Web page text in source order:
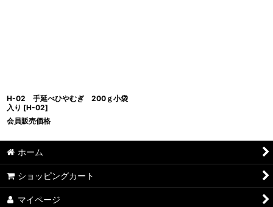
H-02 手延べひやむぎ 200ｇ小袋
入り [H-02]
会員販売価格
ホーム
ショッピングカート
マイページ